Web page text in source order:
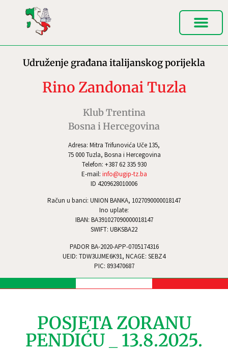
Adresa: Mitra Trifunovića Uče 135,
75 000 Tuzla, Bosna i Hercegovina
Telefon: +387 62 335 930
E-mail: info@ugip-tz.ba
ID 4209628010006
Račun u banci: UNION BANKA, 1027090000018147
Ino uplate:
IBAN: BA391027090000018147
SWIFT: UBKSBA22
PADOR BA-2020-APP-0705174316
UEID: TDW3UJME6K91, NCAGE: SEBZ4
PIC: 893470687
Udruženje građana italijanskog porijekla
Rino Zandonai Tuzla
Klub Trentina
Bosna i Hercegovina
POSJETA ZORANU
PENDIĆU _ 13.8.2025.